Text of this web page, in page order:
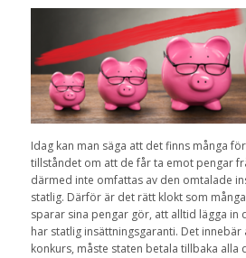
Idag kan man säga att det finns många
tillståndet om att de får ta emot pengar
därmed inte omfattas av den omtalade
statlig. Därför är det rätt klokt som
sparar sina pengar gör, att alltid lägga in
har statlig insättningsgaranti. Det
konkurs, måste staten betala tillbaka alla